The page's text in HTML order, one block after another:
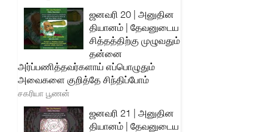
ஜனவரி 20 | அனுதின
தியானம் | தேவனுடைய
சித்தத்திற்கு முழுவதும்
தன்னை
அர்ப்பணித்தவர்களாய் எப்பொழுதும்
அவைகளை குறித்தே சிந்திப்போம்
சகரியா பூணன்
ஜனவரி 21 | அனுதின
தியானம் | தேவனுடைய